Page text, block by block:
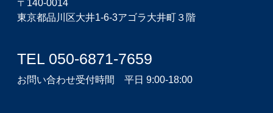
〒140-0014
東京都品川区大井1-6-3アゴラ大井町３階
TEL 050-6871-7659
お問い合わせ受付時間 平日 9:00-18:00